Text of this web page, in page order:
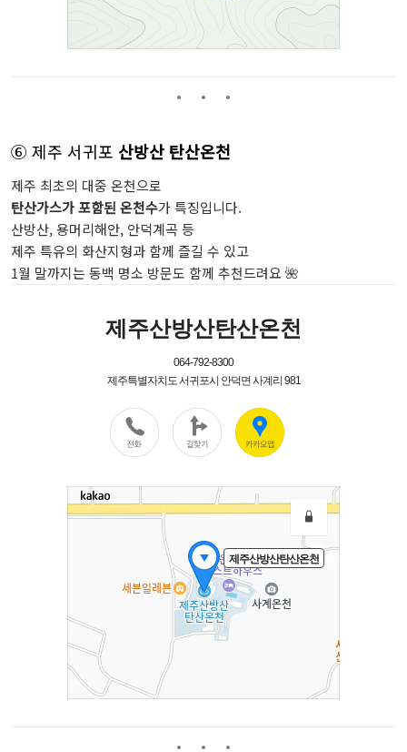
⑥ 제주 서귀포 산방산 탄산온천
제주 최초의 대중 온천으로
탄산가스가 포함된 온천수가 특징입니다.
산방산, 용머리해안, 안덕계곡 등
제주 특유의 화산지형과 함께 즐길 수 있고
1월 말까지는 동백 명소 방문도 함께 추천드려요 🌺